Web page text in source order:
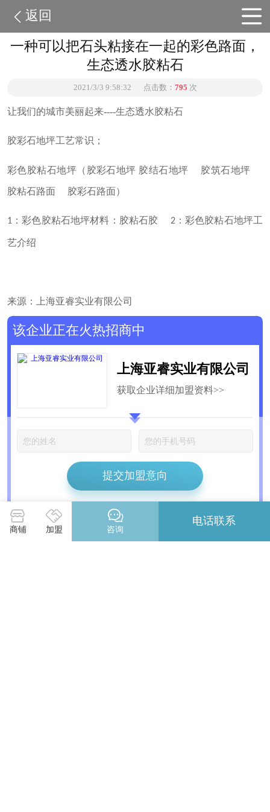
返回
一种可以把石头粘接在一起的彩色路面，
生态透水胶粘石
2021/3/3 9:58:32 点击数： 795 次
让我们的城市美丽起来----生态透水胶粘石
胶彩石地坪工艺常识；
彩色胶粘石地坪（胶彩石地坪 胶结石地坪 胶筑石地坪
胶粘石路面 胶彩石路面）
1 ：彩色胶粘石地坪材料：胶粘石胶 2：彩色胶粘石地坪工
艺介绍
来源：上海亚睿实业有限公司
该企业正在火热招商中
上海亚睿实业有限公司
获取企业详细加盟资料>>
提交加盟意向
首页 新闻资讯 > 新闻详情页
商铺 加盟 咨询
电话联系